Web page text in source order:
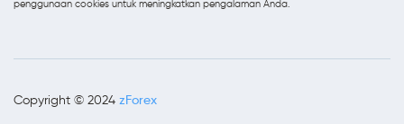
penggunaan cookies untuk meningkatkan pengalaman Anda.
Copyright © 2024 zForex